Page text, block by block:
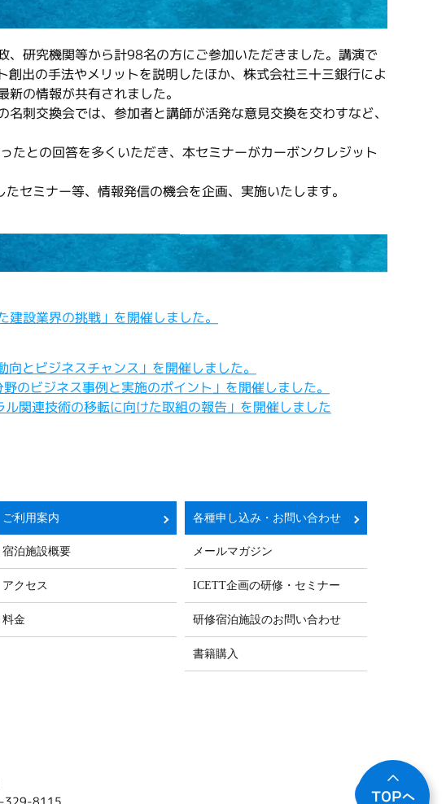
研究機関等から計98名の方にご参加いただきました。講演で
出の手法やメリットを説明したほか、株式会社三十三銀行によ
の情報が共有されました。
刺交換会では、参加者と講師が活発な意見交換を交わすなど、
との回答を多くいただき、本セミナーがカーボンクレジット
セミナー等、情報発信の機会を企画、実施いたします。
設業界の挑戦」を開催しました。
とビジネスチャンス」を開催しました。
のビジネス事例と実施のポイント」を開催しました。
関連技術の移転に向けた取組の報告」を開催しました
ご利用案内
宿泊施設概要
アクセス
料金
各種申し込み・お問い合わせ
メールマガジン
ICETT企画の研修・セミナー
研修宿泊施設のお問い合わせ
書籍購入